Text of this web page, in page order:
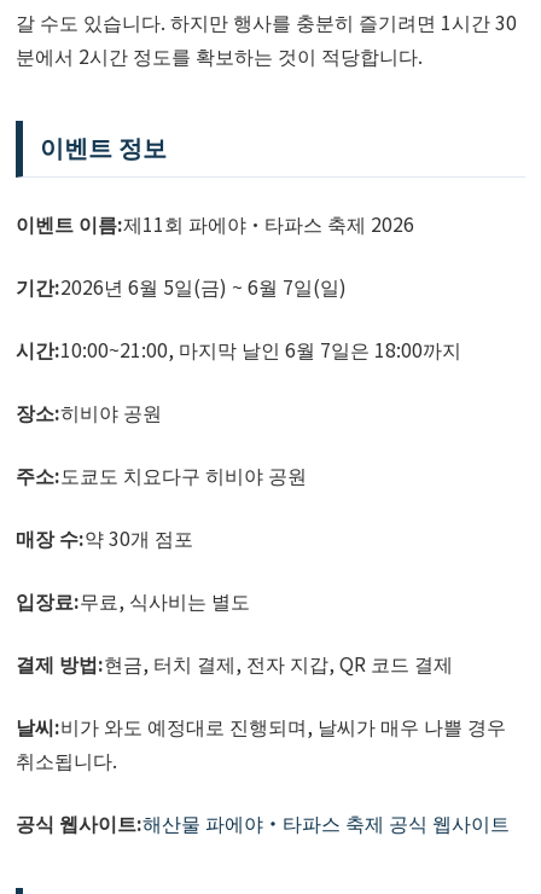
갈 수도 있습니다. 하지만 행사를 충분히 즐기려면 1시간 30
분에서 2시간 정도를 확보하는 것이 적당합니다.
이벤트 정보
이벤트 이름:제11회 파에야·타파스 축제 2026
기간:2026년 6월 5일(금) ~ 6월 7일(일)
시간:10:00~21:00, 마지막 날인 6월 7일은 18:00까지
장소:히비야 공원
주소:도쿄도 치요다구 히비야 공원
매장 수:약 30개 점포
입장료:무료, 식사비는 별도
결제 방법:현금, 터치 결제, 전자 지갑, QR 코드 결제
날씨:비가 와도 예정대로 진행되며, 날씨가 매우 나쁠 경우
취소됩니다.
공식 웹사이트:해산물 파에야・타파스 축제 공식 웹사이트